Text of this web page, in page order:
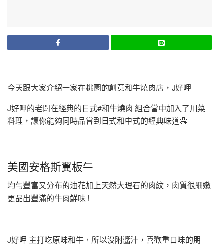
今天跟大家介紹一家在桃園的創意和牛燒肉店，J好呷
J好呷的老闆在經典的日式#和牛燒肉 組合當中加入了川菜
料理，讓你能夠同時品嘗到日式和中式的經典味道🤤
美國安格斯翼板牛
均勻豐富又分布的油花加上天然大理石的肉紋，肉質很細嫩
更品出豐滿的牛肉鮮味 !
J好呷 主打吃原味和牛，所以沒附醬汁，喜歡重口味的朋